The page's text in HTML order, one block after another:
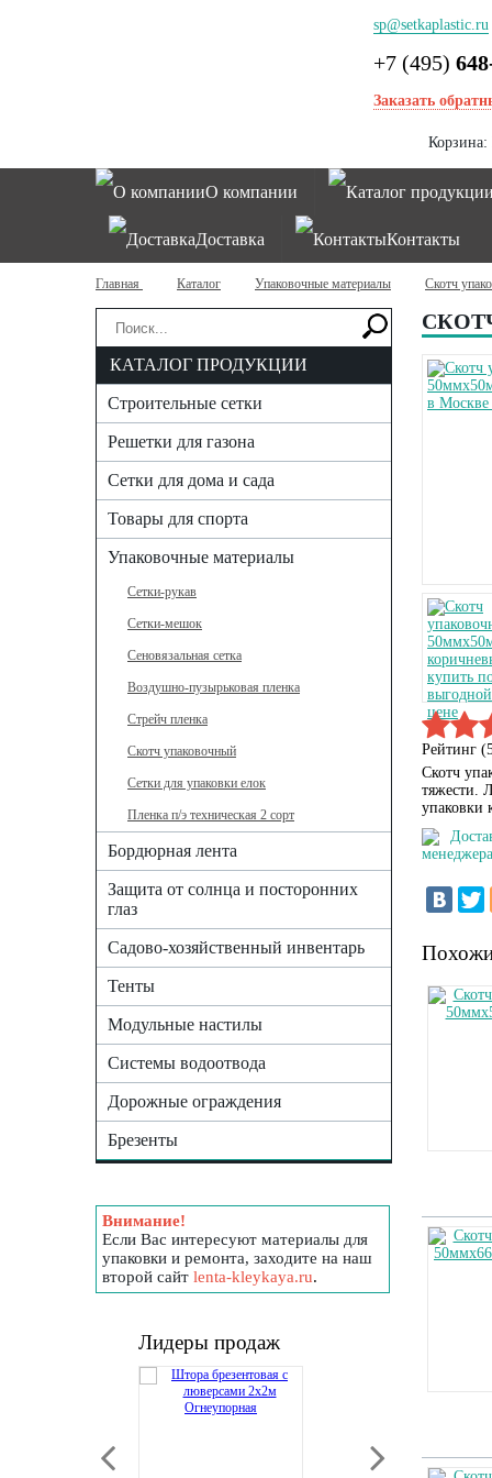
sp@setkaplastic.ru
+7 (495)
Заказать
Корзина:
О компании Каталог продукции
Доставка Контакты
Главная Каталог Упаковочные материалы Скотч
КАТАЛОГ ПРОДУКЦИИ
Строительные сетки
Решетки для газона
Сетки для дома и сада
Товары для спорта
Упаковочные материалы
Сетки-рукав
Сетки-мешок
Сеновязальная сетка
Воздушно-пузырьковая пленка
Стрейч пленка
Скотч упаковочный
Сетки для упаковки елок
Пленка п/э техническая 2 сорт
Бордюрная лента
Защита от солнца и посторонних
глаз
Садово-хозяйственный инвентарь
Тенты
Модульные настилы
Системы водоотвода
Дорожные ограждения
Брезенты
Внимание!
Если Вас интересуют материалы для
упаковки и ремонта, заходите на наш
второй сайт lenta-kleykaya.ru.
Лидеры продаж
Рейтинг (
Скотч
тяжести.
упаковки